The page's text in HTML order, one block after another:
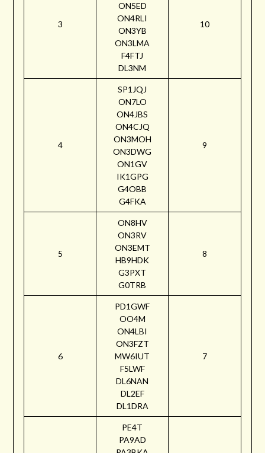
3
ON5ED
ON4RLI
ON3YB
ON3LMA
F4FTJ
DL3NM
10
4
SP1JQJ
ON7LO
ON4JBS
ON4CJQ
ON3MOH
ON3DWG
ON1GV
IK1GPG
G4OBB
G4FKA
9
5
ON8HV
ON3RV
ON3EMT
HB9HDK
G3PXT
G0TRB
8
6
PD1GWF
OO4M
ON4LBI
ON3FZT
MW6IUT
F5LWF
DL6NAN
DL2EF
DL1DRA
7
PE4T
PA9AD